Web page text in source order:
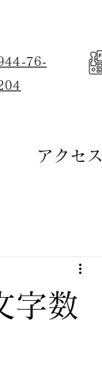
76-
アクセス
字数